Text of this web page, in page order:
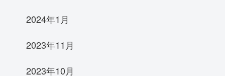
2024年1月
2023年11月
2023年10月